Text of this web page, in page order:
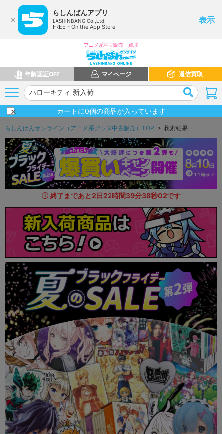
らしんばんアプリ
LASHINBANG Co.,Ltd.
FREE - On the App Store
表示
アニメ系中古販売・買取
年齢認証OFF マイページ 通信買取
カートに0個の商品が入っています
らしんばんオンライン（アニメ系グッズ中古販売）TOP > 検索結果
終了まであと2日22時間39分36秒71です